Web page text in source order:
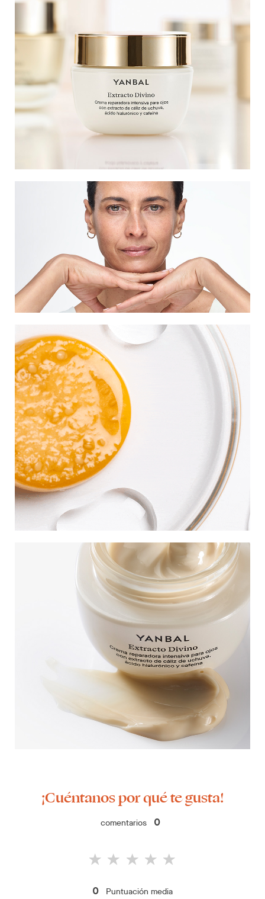
¡Cuéntanos por qué te gusta!
comentarios 0
0 Puntuación media